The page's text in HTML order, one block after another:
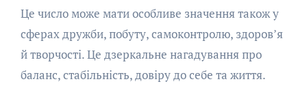
Це число може мати особливе значення також у
сферах дружби, побуту, самоконтролю, здоров’я
й творчості. Це дзеркальне нагадування про
баланс, стабільність, довіру до себе та життя.